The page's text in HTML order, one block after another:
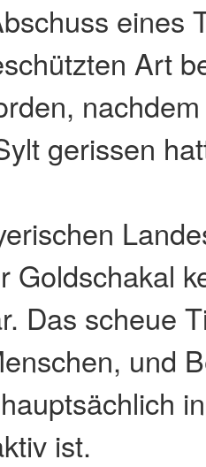
eines
Art
gerissen
Goldschakal
Das scheue
und
ist.